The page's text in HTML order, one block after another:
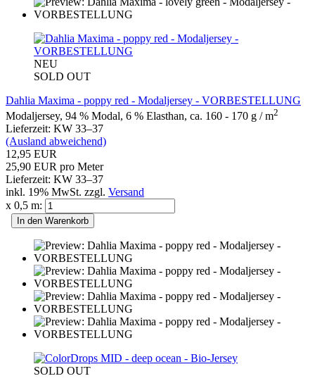
NEU
SOLD OUT
Dahlia Maxima - poppy red - Modaljersey - VORBESTELLUNG
Modaljersey, 94 % Modal, 6 % Elasthan, ca. 160 - 170 g / m2
Lieferzeit: KW 33–37
(Ausland abweichend)
12,95 EUR
25,90 EUR pro Meter
Lieferzeit: KW 33–37
inkl. 19% MwSt. zzgl. Versand
x 0,5 m:
In den Warenkorb
SOLD OUT